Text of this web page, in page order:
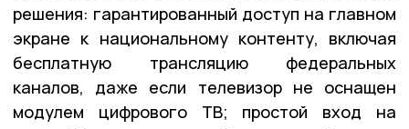
решения: гарантированный доступ на главном
экране к национальному контенту, включая
бесплатную трансляцию федеральных
каналов, даже если телевизор не оснащен
модулем цифрового ТВ; простой вход на